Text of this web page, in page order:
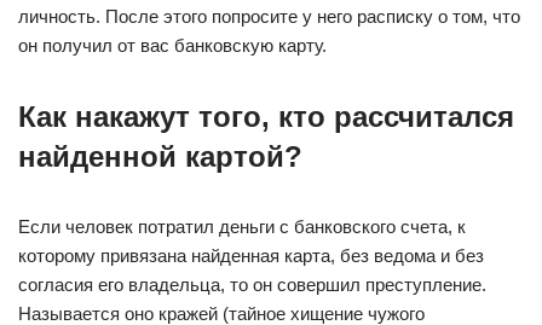
личность. После этого попросите у него расписку о том, что
он получил от вас банковскую карту.
Как накажут того, кто рассчитался
найденной картой?
Если человек потратил деньги с банковского счета, к
которому привязана найденная карта, без ведома и без
согласия его владельца, то он совершил преступление.
Называется оно кражей (тайное хищение чужого